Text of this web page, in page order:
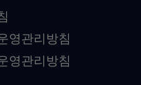
영관리방침
영관리방침